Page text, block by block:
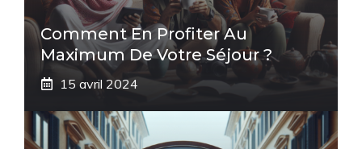
Comment En Profiter Au
Maximum De Votre Séjour ?
15 avril 2024